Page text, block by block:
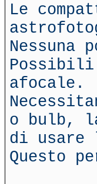
Le
afocale.
o bulb,
di usare
Questo